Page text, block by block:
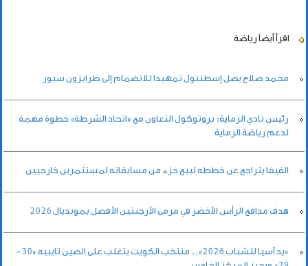
اقرأ أيضاً رياضة
محمد صلاح يصل إسطنبول تمهيدا للانضمام إلى طرابزون سبور
رئيس نادي الرماية: بروتوكول التعاون مع «اتحاد الشرطة» خطوة مهمة
لدعم رياضة الرماية
الفيفا يتراجع عن خططه لبيع جزء من مسابقاته لمستثمرين خارجيين
هدف مدافع الرأس الأخضر في مرمى الأرجنتين الأفضل بمونديال 2026
«يد آسيا للشباب 2026».. منتخب الكويت يتغلب على الصين تايبيه «30-